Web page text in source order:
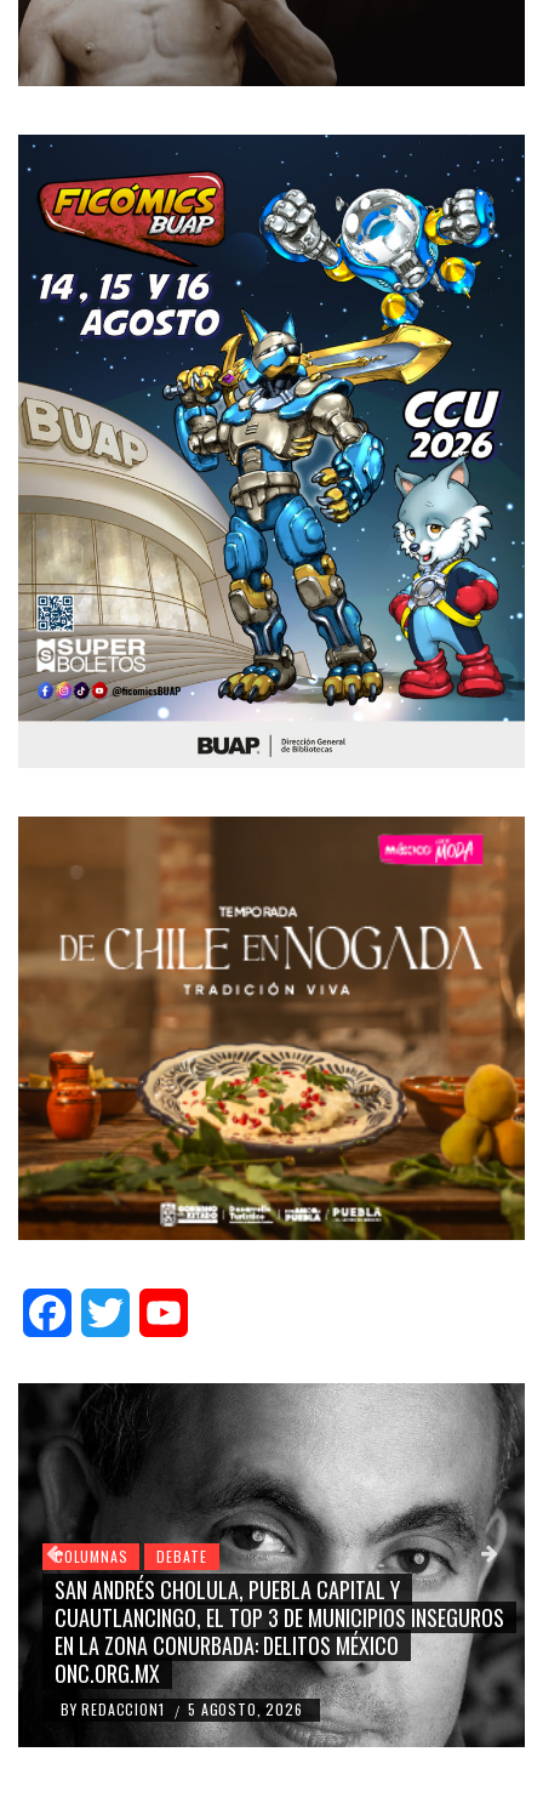
FacebookTwitter
COLUMNAS DEBATE
GRACE PALOMARES, NAY SALVATORI, SERGIO
CARMEN SALINAS “LA CORCHOLATA”,
BLANCO, SILVIA PINAL: LA TRIVIALIZACIÓN Y
RIDICULIZACIÓN DE LA REPRESENTACIÓN
BY REDACCION1 4 AGOSTO, 2026